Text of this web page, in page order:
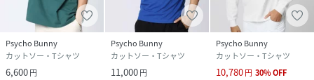
Psycho Bunny
カットソー・Tシャツ
6,600円
Psycho Bunny
カットソー・Tシャツ
11,000円
Psycho Bunny
カットソー・Tシャツ
10,780円 30%OFF